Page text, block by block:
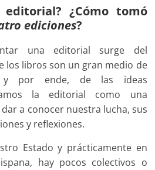
¿Cómo tomó
ediciones?
una editorial surge del
los libros son un gran medio de
y por ende, de las ideas
la editorial como una
a conocer nuestra lucha, sus
y reflexiones.
Estado y prácticamente en
hay pocos colectivos o